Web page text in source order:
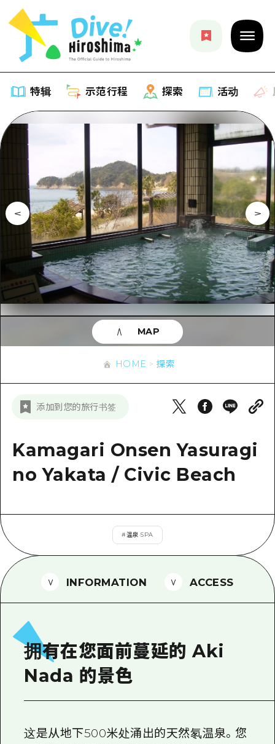
特辑 示范行程 探索 活动
列表
推荐
艺术
活动·庙会
美食·酒水
骑自行车
购物
运动
夜晚生活
标准
历史·文化
自然
示范行程
列表
Dive!Hiroshima官方向导
广岛随意旅行
广岛市内
安艺
答对了
宫岛周边
短途旅行
半天
1晚2天
2晚3天
探索
列表
广岛市内
安艺
答對了
美北
东山口
活动
应时信息
有用的信息
列表
超值的游览门票
行李寄存和运送服务
面向外国游客的街角旅游信息中心
照片下载
灾难发生期间的交通信息
新闻
HOME 探索
添加到您的旅行书签
Kamagari Onsen Yasuragi
no Yakata / Civic Beach
#温泉·SPA
MAP
INFORMATION ACCESS
拥有在您面前蔓延的 Aki
Nada 的景色
这是从地下500米处涌出的天然氡温泉。您